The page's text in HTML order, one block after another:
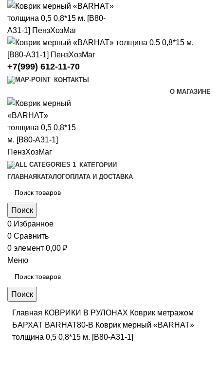
+7(999) 612-11-70
КОНТАКТЫ
О МАГАЗИНЕ
КАТЕГОРИИ
ГЛАВНАЯ КАТАЛОГОПЛАТА И ДОСТАВКА
Поиск
0 Избранное
0 Сравнить
0 элемент 0,00 ₽
Меню
Поиск
Главная КОВРИКИ В РУЛОНАХ Коврик метражом
БАРХАТ BARHAT80-B Коврик мерный «BARHAT»
толщина 0,5 0,8*15 м. [B80-A31-1]